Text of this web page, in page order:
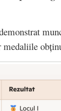
medaliile